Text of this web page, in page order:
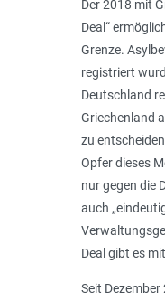
Der 2018 mit
Deal“
Grenze.
registriert
Deutschland
Griechenland
zu
Opfer dieses
nur gegen die
auch „
Deal gibt es
Seit